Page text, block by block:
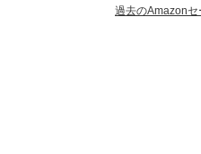
過去のAmazon